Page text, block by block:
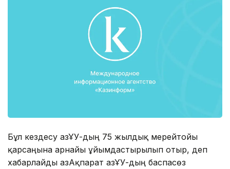
Бұл кездесу ҚазҰУ-дың 75 жылдық мерейтойы
қарсаңына арнайы ұйымдастырылып отыр, деп
хабарлайды ҚазАқпарат ҚазҰУ-дың баспасөз